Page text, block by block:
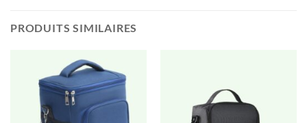
PRODUITS SIMILAIRES